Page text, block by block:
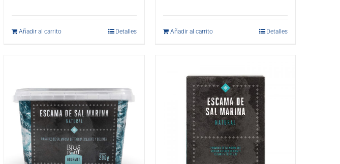
Añadir al carrito Detalles Añadir al carrito Detalles